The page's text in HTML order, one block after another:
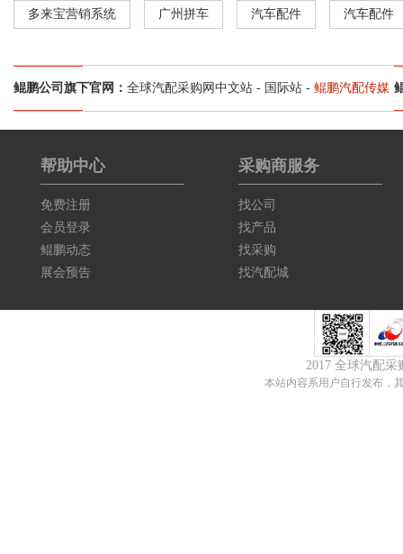
多来宝营销系统 广州拼车 汽车配件 汽车配件
鲲鹏公司旗下官网： 全球汽配采购网中文站 - 国际站 - 鲲鹏汽配传媒
帮助中心
免费注册
会员登录
鲲鹏动态
展会预告
采购商服务
找公司
找产品
找采购
找汽配城
2017 全球汽配
本站内容系用户自行发布，